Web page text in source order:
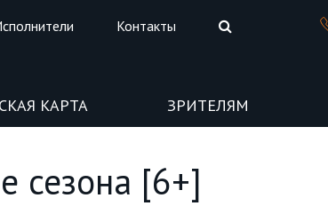
Контакты
КАРТА ЗРИТЕЛЯМ
сезона [6+]